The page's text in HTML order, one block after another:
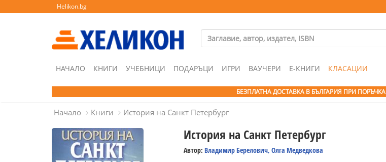
Helikon.bg
НАЧАЛО КНИГИ УЧЕБНИЦИ ПОДАРЪЦИ ИГРИ ВАУЧЕРИ Е-КНИГИ КЛАСАЦИИ
БЕЗПЛАТНА ДОСТАВКА В БЪЛГАРИЯ ПРИ ПОРЪЧКА
Начало Книги История на Санкт Петербург
История на Санкт Петербург
Автор: Владимир Берелович, Олга Медведкова